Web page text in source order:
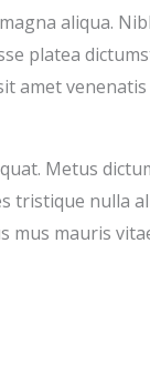
aliqua.
platea
amet
Metus
tristique nulla
mauris